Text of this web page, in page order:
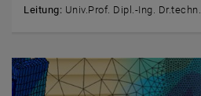
Leitung: Univ.Prof. Dipl.-Ing. Dr.techn.